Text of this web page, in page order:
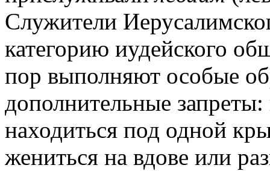
Служители
категорию иудейского
пор выполняют особые
дополнительные
находиться под одной
жениться на вдове или